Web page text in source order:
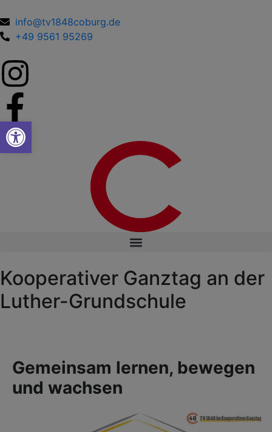
Werkzeugleiste öffnen
info@tv1848coburg.de
+49 9561 95269
Kooperativer Ganztag an der
Luther-Grundschule
Gemeinsam lernen, bewegen
und wachsen